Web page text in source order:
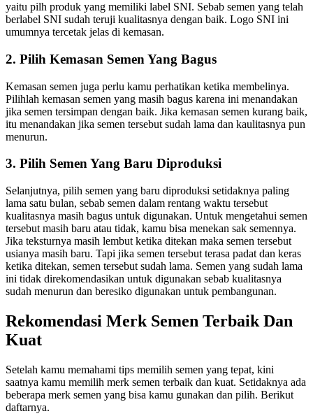
yaitu pilh produk yang memiliki label SNI. Sebab semen yang telah
berlabel SNI sudah teruji kualitasnya dengan baik. Logo SNI ini
umumnya tercetak jelas di kemasan.
2. Pilih Kemasan Semen Yang Bagus
Kemasan semen juga perlu kamu perhatikan ketika membelinya.
Pilihlah kemasan semen yang masih bagus karena ini menandakan
jika semen tersimpan dengan baik. Jika kemasan semen kurang baik,
itu menandakan jika semen tersebut sudah lama dan kaulitasnya pun
menurun.
3. Pilih Semen Yang Baru Diproduksi
Selanjutnya, pilih semen yang baru diproduksi setidaknya paling
lama satu bulan, sebab semen dalam rentang waktu tersebut
kualitasnya masih bagus untuk digunakan. Untuk mengetahui semen
tersebut masih baru atau tidak, kamu bisa menekan sak semennya.
Jika teksturnya masih lembut ketika ditekan maka semen tersebut
usianya masih baru. Tapi jika semen tersebut terasa padat dan keras
ketika ditekan, semen tersebut sudah lama. Semen yang sudah lama
ini tidak direkomendasikan untuk digunakan sebab kualitasnya
sudah menurun dan beresiko digunakan untuk pembangunan.
Rekomendasi Merk Semen Terbaik Dan
Kuat
Setelah kamu memahami tips memilih semen yang tepat, kini
saatnya kamu memilih merk semen terbaik dan kuat. Setidaknya ada
beberapa merk semen yang bisa kamu gunakan dan pilih. Berikut
daftarnya.